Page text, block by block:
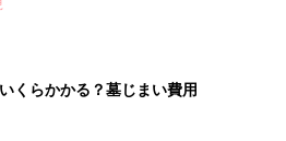
くらかかる？墓じまい費用